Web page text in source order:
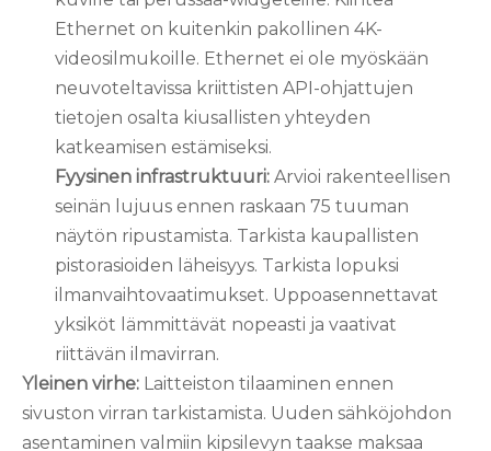
Ethernet on kuitenkin pakollinen 4K-
videosilmukoille. Ethernet ei ole myöskään
neuvoteltavissa kriittisten API-ohjattujen
tietojen osalta kiusallisten yhteyden
katkeamisen estämiseksi.
Fyysinen infrastruktuuri: Arvioi rakenteellisen
seinän lujuus ennen raskaan 75 tuuman
näytön ripustamista. Tarkista kaupallisten
pistorasioiden läheisyys. Tarkista lopuksi
ilmanvaihtovaatimukset. Uppoasennettavat
yksiköt lämmittävät nopeasti ja vaativat
riittävän ilmavirran.
Yleinen virhe: Laitteiston tilaaminen ennen
sivuston virran tarkistamista. Uuden sähköjohdon
asentaminen valmiin kipsilevyn taakse maksaa